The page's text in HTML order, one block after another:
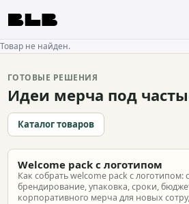
BLB
Товар не найден.
ГОТОВЫЕ РЕШЕНИЯ
Идеи мерча под
Каталог товаров
Welcome pack с логотипом
Как собрать welcome pack с логотипом:
брендирование, упаковка, сроки,
корпоративного мерча для новых